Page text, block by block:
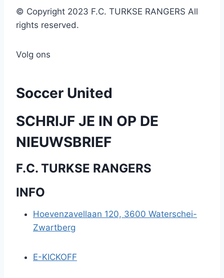
© Copyright 2023 F.C. TURKSE RANGERS All
rights reserved.
Volg ons
Soccer United
SCHRIJF JE IN OP DE
NIEUWSBRIEF
F.C. TURKSE RANGERS
INFO
Hoevenzavellaan 120, 3600 Waterschei-
Zwartberg
E-KICKOFF